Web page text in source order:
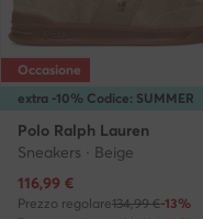
extra -10% Codice: SUMMER
Occasione
Polo Ralph Lauren
Sneakers · Beige
Prezzo attuale
116,99 €
Prezzo regolare134,99 €-13%